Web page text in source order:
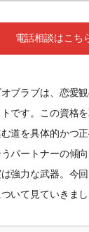
電話相談はこち
ブラブは、恋愛
です。この資格
道を具体的かつ
パートナーの傾
強力な武器。今
いて見ていきまし